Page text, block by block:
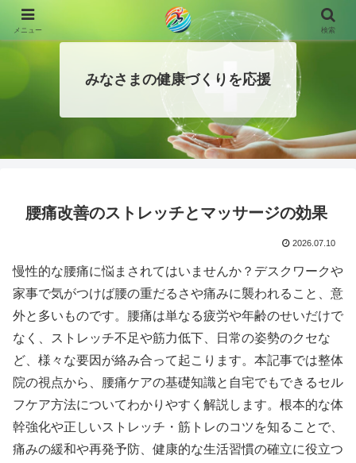
みなさまの健康づくりを応援
腰痛改善のストレッチとマッサージの効果
2026.07.10
慢性的な腰痛に悩まされてはいませんか？デスクワークや
家事で気がつけば腰の重だるさや痛みに襲われること、意
外と多いものです。腰痛は単なる疲労や年齢のせいだけで
なく、ストレッチ不足や筋力低下、日常の姿勢のクセな
ど、様々な要因が絡み合って起こります。本記事では整体
院の視点から、腰痛ケアの基礎知識と自宅でもできるセル
フケア方法についてわかりやすく解説します。根本的な体
幹強化や正しいストレッチ・筋トレのコツを知ることで、
痛みの緩和や再発予防、健康的な生活習慣の確立に役立つ
メニュー 検索